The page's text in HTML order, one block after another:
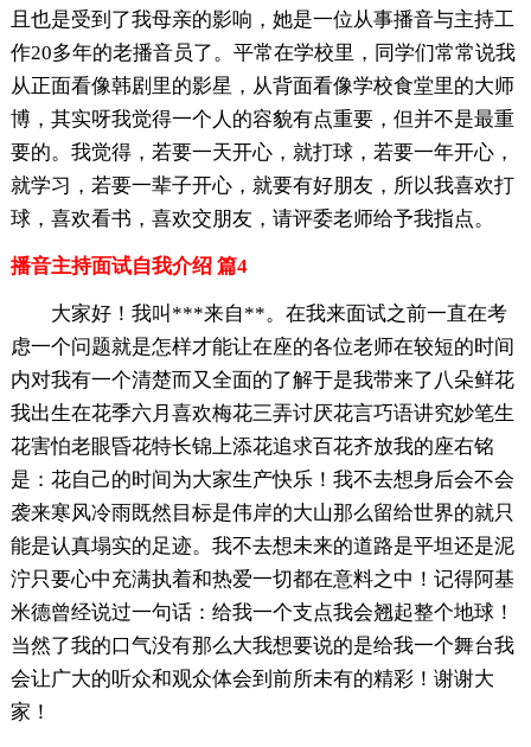
且也是受到了我母亲的影响，她是一位从事播音与主持工
作20多年的老播音员了。平常在学校里，同学们常常说我
从正面看像韩剧里的影星，从背面看像学校食堂里的大师
博，其实呀我觉得一个人的容貌有点重要，但并不是最重
要的。我觉得，若要一天开心，就打球，若要一年开心，
就学习，若要一辈子开心，就要有好朋友，所以我喜欢打
球，喜欢看书，喜欢交朋友，请评委老师给予我指点。
播音主持面试自我介绍 篇4
大家好！我叫***来自**。在我来面试之前一直在考
虑一个问题就是怎样才能让在座的各位老师在较短的时间
内对我有一个清楚而又全面的了解于是我带来了八朵鲜花
我出生在花季六月喜欢梅花三弄讨厌花言巧语讲究妙笔生
花害怕老眼昏花特长锦上添花追求百花齐放我的座右铭
是：花自己的时间为大家生产快乐！我不去想身后会不会
袭来寒风冷雨既然目标是伟岸的大山那么留给世界的就只
能是认真塌实的足迹。我不去想未来的道路是平坦还是泥
泞只要心中充满执着和热爱一切都在意料之中！记得阿基
米德曾经说过一句话：给我一个支点我会翘起整个地球！
当然了我的口气没有那么大我想要说的是给我一个舞台我
会让广大的听众和观众体会到前所未有的精彩！谢谢大
家！